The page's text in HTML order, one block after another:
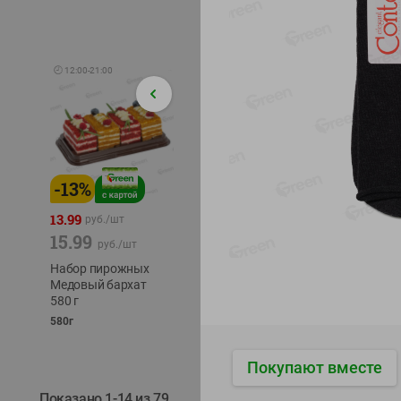
🕘 12:00-21:00
-13%
13.99 руб./шт
15.99 руб./шт
Набор пирожных
Медовый бархат
580 г
580г
4.99
Покупают вместе